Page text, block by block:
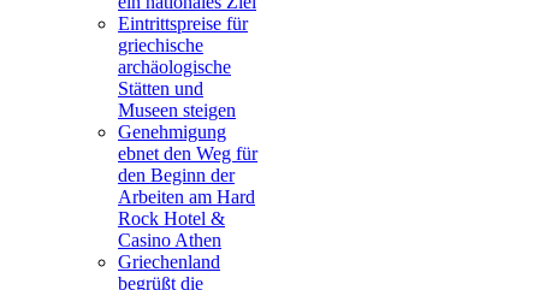
Eintrittspreise für
griechische
archäologische
Stätten und
Museen steigen
Genehmigung
ebnet den Weg für
den Beginn der
Arbeiten am Hard
Rock Hotel &
Casino Athen
Griechenland
begrüßt die